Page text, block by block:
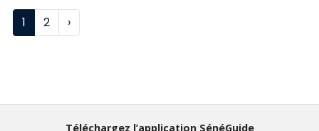
1 2 ›
Téléchargez l’application SénéGuide